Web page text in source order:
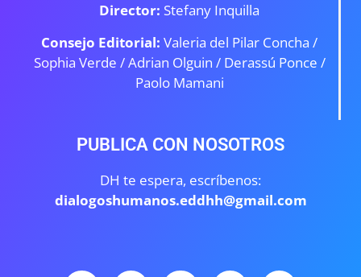
Director: Stefany Inquilla
Consejo Editorial: Valeria del Pilar Concha /
Sophia Verde /Adrian Olguin / Derassú Ponce /
Paolo Mamani
PUBLICA CON NOSOTROS
DH te espera, escríbenos:
dialogoshumanos.eddhh@gmail.com